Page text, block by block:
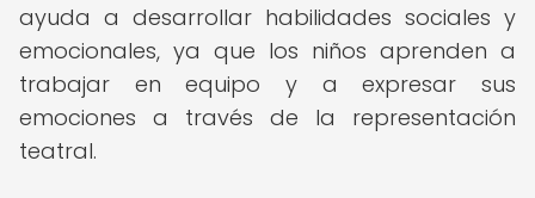
ayuda a desarrollar habilidades sociales y
emocionales, ya que los niños aprenden a
trabajar en equipo y a expresar sus
emociones a través de la representación
teatral.